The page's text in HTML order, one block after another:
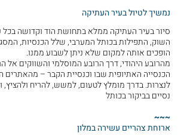
נמשיך לטיול בעיר העתיקה
סיור בעיר העתיקה ממלא בתחושת הוד וקדושה בכל
השוק, התפילות בכותל המערבי, שלל הכנסיות,
הופכים אותה למקום שלא ניתן לשבוע ממנו.
מהרובע היהודי, דרך הרובע המוסלמי והשווקים אל
הכנסייה האתיופית שבו וכנסיית הקבר – מהאתרים
לנצרות. בדרך מומלץ לטעום, למשש, להריח ולהציץ,
נסיים בביקור בכותל
~~~
ארוחת צהריים עשירה במלון